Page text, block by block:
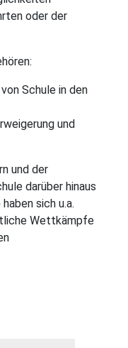
oder der
Schule in den
und
und der
darüber hinaus
sich u.a.
Wettkämpfe